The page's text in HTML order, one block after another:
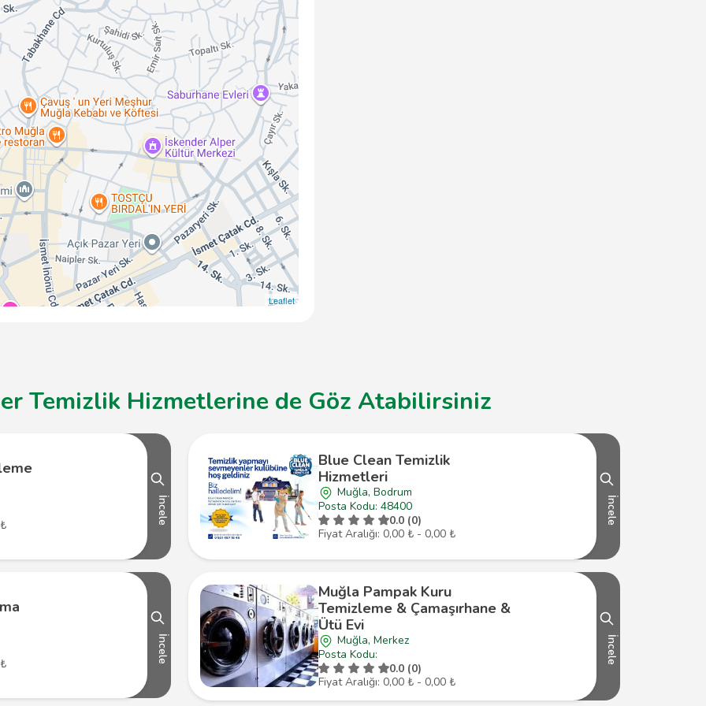
Leaflet
Temizlik Hizmetlerine de Göz Atabilirsiniz
İncele
Blue Clean Temizlik
Hizmetleri
Muğla, Bodrum
Posta Kodu: 48400
0.0 (0)
Fiyat Aralığı: 0,00 ₺ - 0,00 ₺
İncele
İncele
Muğla Pampak Kuru
Temizleme & Çamaşırhane &
Ütü Evi
Muğla, Merkez
Posta Kodu:
0.0 (0)
Fiyat Aralığı: 0,00 ₺ - 0,00 ₺
İncele